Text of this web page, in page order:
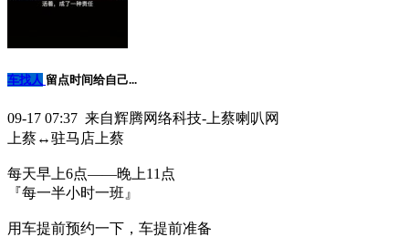
车找人 留点时间给自己...
09-17 07:37 来自辉腾网络科技-上蔡喇叭网
上蔡↔️驻马店上蔡
每天早上6点——晚上11点
『每一半小时一班』
用车提前预约一下，车提前准备